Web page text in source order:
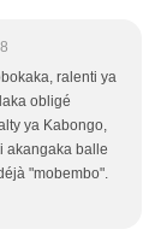
ralenti ya
obligé
ya Kabongo,
akangaka balle
"mobembo".